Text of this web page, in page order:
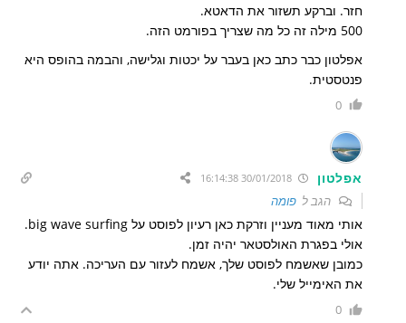
חזר. וברקע תשזור את הדאטא.
500 מילה זה כל מה שצריך בפורמט הזה.
אפלטון כבר כתב כאן בעבר על יכטות וגלישה, והבמה בהופס היא
פנטסטית.
0
אפלטון
הגב לפומה
אותי מאוד מעניין וזרקת כאן רעיון לפוסט על big wave surfing.
אולי בפגרת האולסטאר יהיה זמן.
כמובן שאשמח לפוסט שלך, אשמח לעזור עם העריכה. אתה יודע
את האימייל שלי.
0